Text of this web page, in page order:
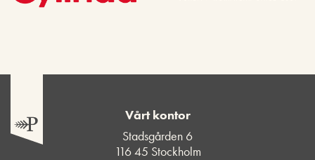
Vårt kontor
Stadsgården 6
116 45 Stockholm